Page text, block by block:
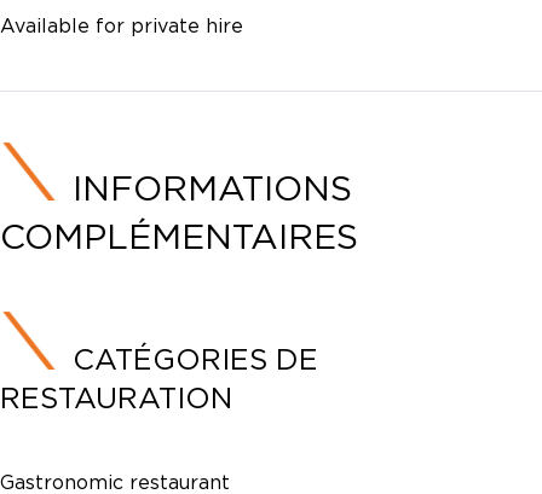
Available for private hire
INFORMATIONS
COMPLÉMENTAIRES
CATÉGORIES DE
RESTAURATION
Gastronomic restaurant